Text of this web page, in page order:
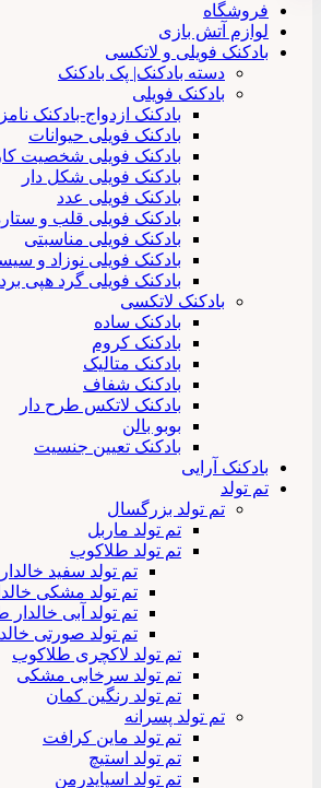
فروشگاه
لوازم آتش بازی
بادکنک فویلی و لاتکسی
دسته بادکنک| پک بادکنک
بادکنک فویلی
بادکنک ازدواج-بادکنک
بادکنک فویلی حیوانات
بادکنک فویلی شخصیت
بادکنک فویلی شکل دار
بادکنک فویلی عدد
بادکنک فویلی قلب و
بادکنک فویلی مناسبتی
بادکنک فویلی نوزاد و
بادکنک فویلی گرد هپی
بادکنک لاتکسی
بادکنک ساده
بادکنک کروم
بادکنک متالیک
بادکنک شفاف
بادکنک لاتکس طرح دار
بوبو بالن
بادکنک تعیین جنسیت
بادکنک آرایی
تم تولد
تم تولد بزرگسال
تم تولد ماربل
تم تولد طلاکوب
تم تولد سفید
تم تولد مشکی
تم تولد آبی خالدار
تم تولد صورتی
تم تولد لاکچری طلاکوب
تم تولد سرخابی مشکی
تم تولد رنگین کمان
تم تولد پسرانه
تم تولد ماین کرافت
تم تولد استیچ
تم تولد اسپایدرمن